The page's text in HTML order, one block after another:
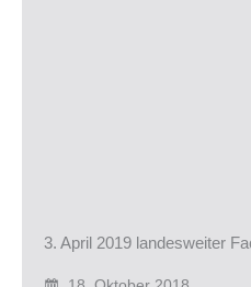
3. April 2019 landesweiter